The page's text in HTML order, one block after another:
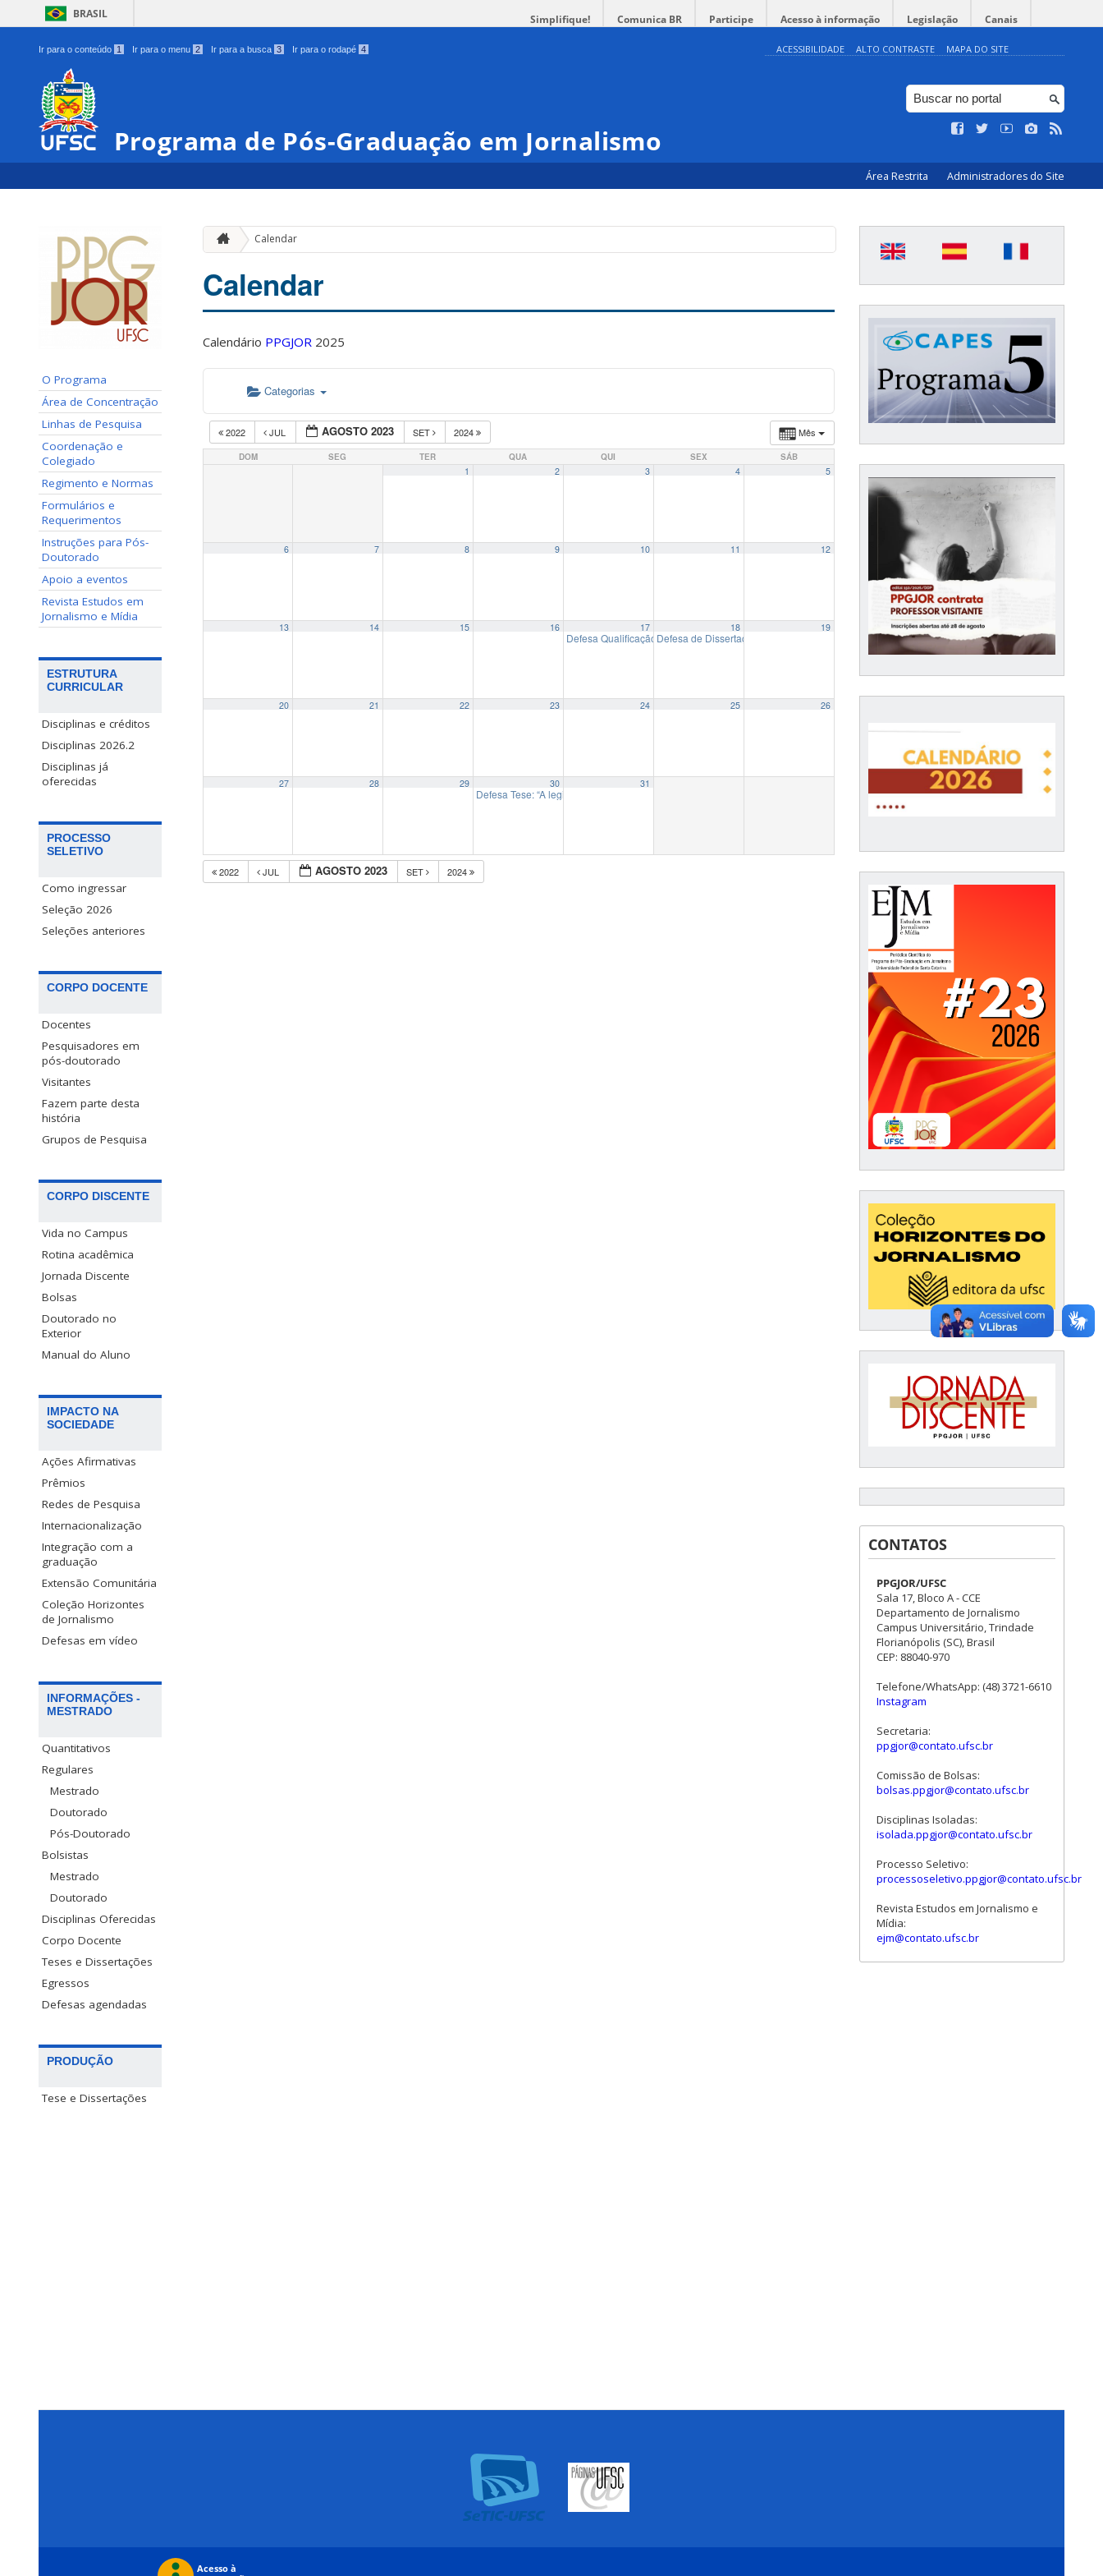
BRASIL Simplifique! Comunica BR Participe Acesso à informação Legislação Canais
Ir para o conteúdo 1 Ir para o menu 2 Ir para a busca 3 Ir para o rodapé 4 ACESSIBILIDADE ALTO CONTRASTE MAPA DO SITE
Programa de Pós-Graduação em Jornalismo
Área Restrita Administradores do Site
O Programa
Área de Concentração
Linhas de Pesquisa
Coordenação e
Colegiado
Regimento e Normas
Formulários e
Requerimentos
Instruções para Pós-
Doutorado
Apoio a eventos
Revista Estudos em
Jornalismo e Mídia
ESTRUTURA
CURRICULAR
Disciplinas e créditos
Disciplinas 2026.2
Disciplinas já
oferecidas
PROCESSO
SELETIVO
Como ingressar
Seleção 2026
Seleções anteriores
CORPO DOCENTE
Docentes
Pesquisadores em
pós-doutorado
Visitantes
Fazem parte desta
história
Grupos de Pesquisa
CORPO DISCENTE
Vida no Campus
Rotina acadêmica
Jornada Discente
Bolsas
Doutorado no
Exterior
Manual do Aluno
IMPACTO NA
SOCIEDADE
Ações Afirmativas
Prêmios
Redes de Pesquisa
Internacionalização
Integração com a
graduação
Extensão Comunitária
Coleção Horizontes
de Jornalismo
Defesas em vídeo
INFORMAÇÕES -
MESTRADO
Quantitativos
Regulares
Mestrado
Doutorado
Pós-Doutorado
Bolsistas
Mestrado
Doutorado
Disciplinas Oferecidas
Corpo Docente
Teses e Dissertações
Egressos
Defesas agendadas
PRODUÇÃO
Tese e Dissertações
Calendar
Calendar
Calendário PPGJOR 2025
Categorias
Mês
2022 JUL AGOSTO 2023 SET 2024
DOM SEG TER QUA QUI SEX SÁB
1 2 3 4 5
6 7 8 9 10 11 12
13 14 15 16 17
Defesa Qualificação de Doutorado: “AUTOGNOSE DO JORNALISMO: uma análise dos editoriais do O Estado de S.
18
Defesa de Dissertação: “O perfil dos jornalistas gaúchos: vida e trabalho em um cenário de
19
20 21 22 23 24 25 26
27 28 29 30
Defesa Tese: “A legitimidade do jornalismo contra a parede: intersecções entre Teorias do Jornalismo e Teorias Democráticas” 14:00
31
2022 JUL AGOSTO 2023 SET 2024
CONTATOS
PPGJOR/UFSC
Sala 17, Bloco A - CCE
Departamento de Jornalismo
Campus Universitário, Trindade
Florianópolis (SC), Brasil
CEP: 88040-970
Telefone/WhatsApp: (48) 3721-6610
Instagram
Secretaria:
ppgjor@contato.ufsc.br
Comissão de Bolsas:
bolsas.ppgjor@contato.ufsc.br
Disciplinas Isoladas:
isolada.ppgjor@contato.ufsc.br
Processo Seletivo:
processoseletivo.ppgjor@contato.ufsc.br
Revista Estudos em Jornalismo e
Mídia:
ejm@contato.ufsc.br